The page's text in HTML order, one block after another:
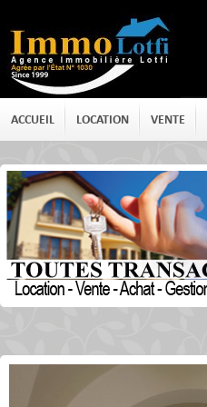
ACCUEIL LOCATION VENTE
Détails